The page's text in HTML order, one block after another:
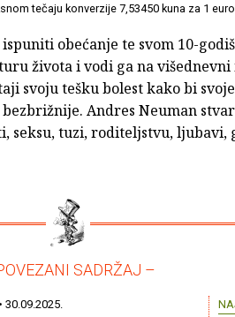
tečaju konverzije 7,53450 kuna za 1 euro
obećanje te svom 10-
života i vodi ga na višednevni
svoju tešku bolest kako bi
Andres Neuman
seksu, tuzi, roditeljstvu, ljubavi,
SADRŽAJ –
• 30.09.2025.